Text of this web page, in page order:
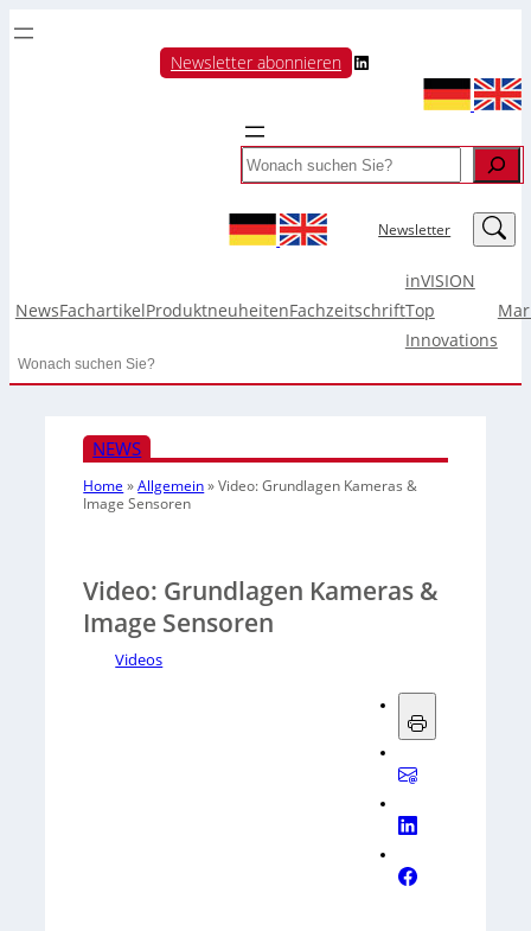
Newsletter abonnieren LinkedIn
Search
Newsletter LinkedIn
NewsFachartikelProduktneuheitenFachzeitschrift
inVISION
Top
Innovations
Search
NEWS
Home »Allgemein»Video: Grundlagen Kameras &
Image Sensoren
Video: Grundlagen Kameras &
Image Sensoren
Videos